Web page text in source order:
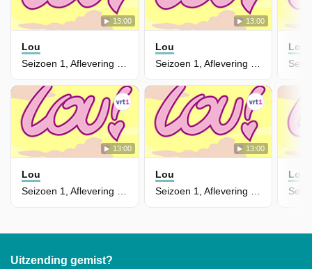
13:00
Lou
Seizoen 1, Aflevering 25 - Sneeuwstorm Zei U?
13:00
Lou
Seizoen 1, Aflevering 24 - Op De Verkeerde Piste
13:00
Lou
13:00
Lou
Lou
Lou
Uitzending gemist?